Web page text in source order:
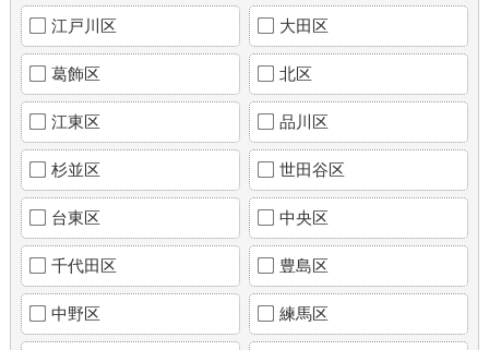
江戸川区 大田区
葛飾区 北区
江東区 品川区
杉並区 世田谷区
台東区 中央区
千代田区 豊島区
中野区 練馬区